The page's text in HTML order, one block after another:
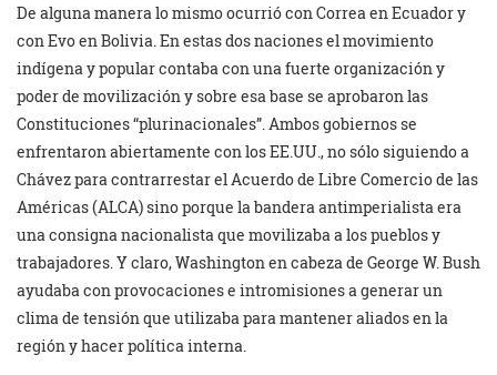
De alguna manera lo mismo ocurrió con Correa en Ecuador y
con Evo en Bolivia. En estas dos naciones el movimiento
indígena y popular contaba con una fuerte organización y
poder de movilización y sobre esa base se aprobaron las
Constituciones “plurinacionales”. Ambos gobiernos se
enfrentaron abiertamente con los EE.UU., no sólo siguiendo a
Chávez para contrarrestar el Acuerdo de Libre Comercio de las
Américas (ALCA) sino porque la bandera antimperialista era
una consigna nacionalista que movilizaba a los pueblos y
trabajadores. Y claro, Washington en cabeza de George W. Bush
ayudaba con provocaciones e intromisiones a generar un
clima de tensión que utilizaba para mantener aliados en la
región y hacer política interna.